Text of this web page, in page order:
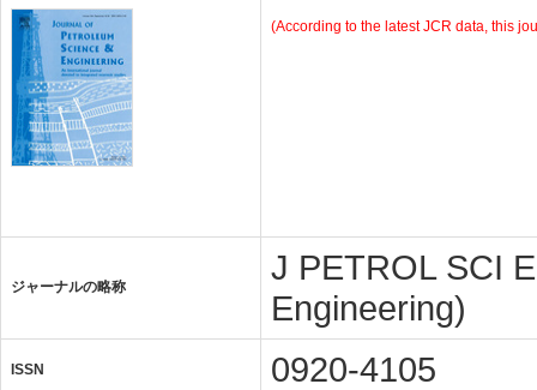
(According to the latest JCR data, this
ジャーナルの略称
J PETROL SCI
Engineering)
ISSN 0920-4105